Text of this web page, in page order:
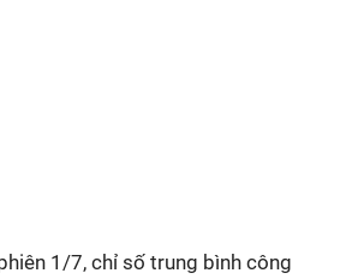
1/7, chỉ số trung bình công